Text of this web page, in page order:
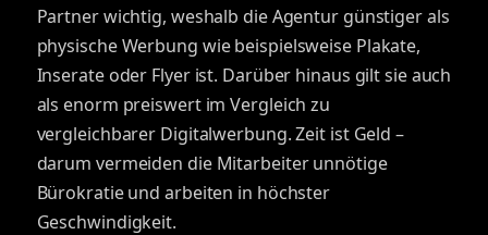
Partner wichtig, weshalb die Agentur günstiger als
physische Werbung wie beispielsweise Plakate,
Inserate oder Flyer ist. Darüber hinaus gilt sie auch
als enorm preiswert im Vergleich zu
vergleichbarer Digitalwerbung. Zeit ist Geld –
darum vermeiden die Mitarbeiter unnötige
Bürokratie und arbeiten in höchster
Geschwindigkeit.